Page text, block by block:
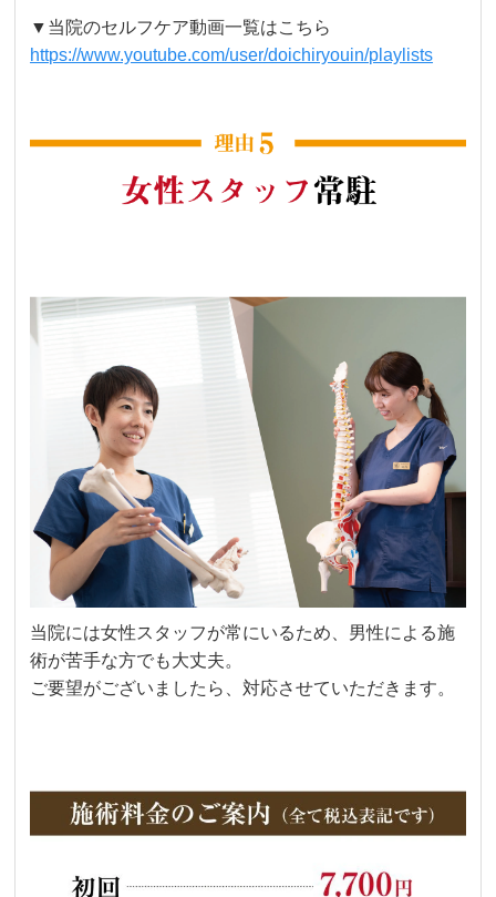
▼当院のセルフケア動画一覧はこちら
https://www.youtube.com/user/doichiryouin/playlists
当院には女性スタッフが常にいるため、男性による施
術が苦手な方でも大丈夫。
ご要望がございましたら、対応させていただきます。